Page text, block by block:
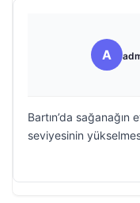
A
Bartın’da sağanağın
seviyesinin